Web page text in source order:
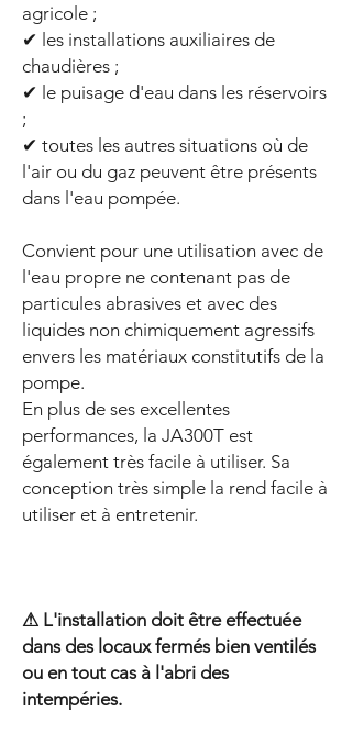
agricole ;
✔ les installations auxiliaires de
chaudières ;
✔ le puisage d'eau dans les réservoirs
;
✔ toutes les autres situations où de
l'air ou du gaz peuvent être présents
dans l'eau pompée.
Convient pour une utilisation avec de
l'eau propre ne contenant pas de
particules abrasives et avec des
liquides non chimiquement agressifs
envers les matériaux constitutifs de la
pompe.
En plus de ses excellentes
performances, la JA300T est
également très facile à utiliser. Sa
conception très simple la rend facile à
utiliser et à entretenir.
⚠ L'installation doit être effectuée
dans des locaux fermés bien ventilés
ou en tout cas à l'abri des
intempéries.